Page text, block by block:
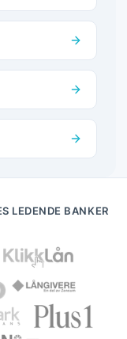
LEDENDE BANKER